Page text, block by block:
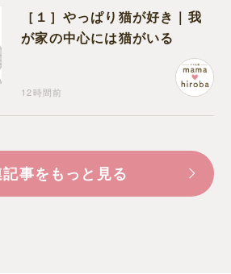
［１］やっぱり猫が好き｜我
が家の中心には猫がいる
12時間前
事をもっと見る